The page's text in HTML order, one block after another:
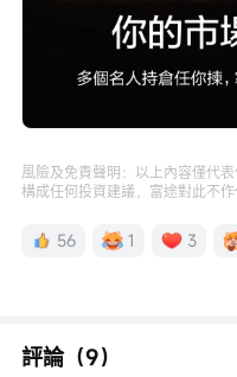
風險及免責聲明：以上內容僅代
構成任何投資建議，富途對此不作
56 1 3
評論（9）